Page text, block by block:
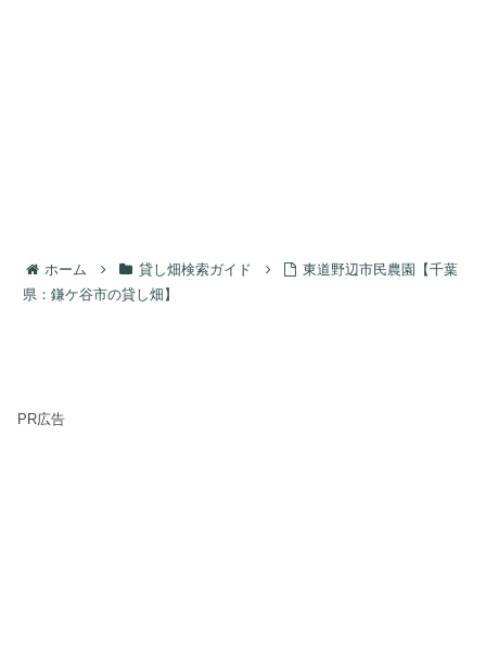
ホーム 貸し畑検索ガイド
東道野辺市民農園【千葉
県：鎌ケ谷市の貸し畑】
PR広告